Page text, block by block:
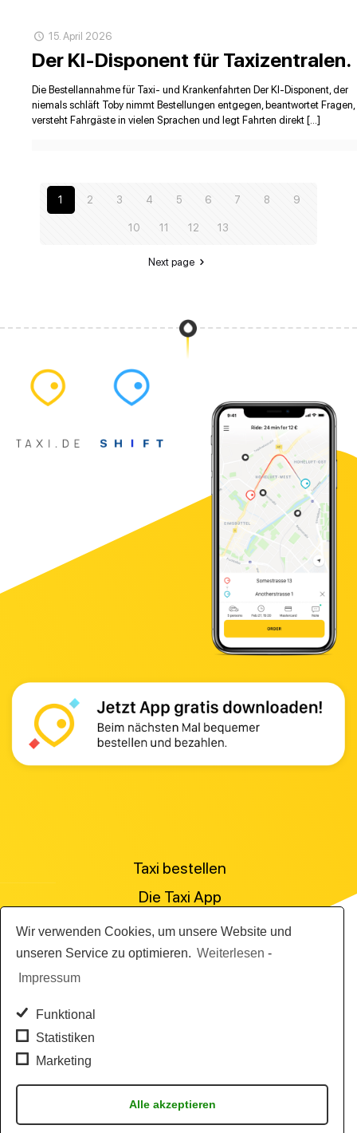
Wir verwenden Cookies, um unsere Website und
unseren Service zu optimieren. Weiterlesen -
Impressum
Funktional
Statistiken
Marketing
Alle akzeptieren
15. April 2026
Der KI‑Disponent für Taxizentralen.
Die Bestellannahme für Taxi- und Krankenfahrten Der KI-Disponent, der
niemals schläft Toby nimmt Bestellungen entgegen, beantwortet Fragen,
versteht Fahrgäste in vielen Sprachen und legt Fahrten direkt […]
1 2 3 4 5 6 7 8 9
10 11 12 13
Next page
Taxi bestellen
Die Taxi App
Preisanfrage stellen
Für Personenbeförderer
Impressum & Datenschutz